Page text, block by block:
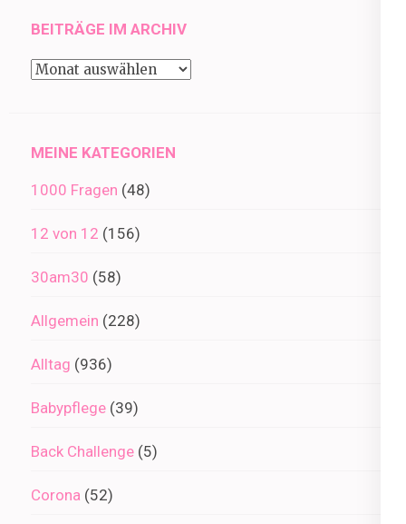
BEITRÄGE IM ARCHIV
Beiträge
MEINE KATEGORIEN
1000 Fragen (48)
12 von 12 (156)
30am30 (58)
Allgemein (228)
Alltag (936)
Babypflege (39)
Back Challenge (5)
Corona (52)